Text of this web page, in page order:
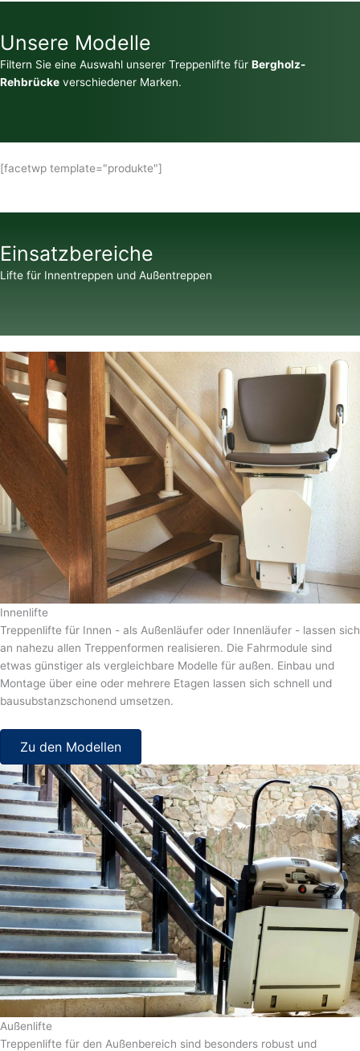
Unsere Modelle
Filtern Sie eine Auswahl unserer Treppenlifte für Bergholz-
Rehbrücke verschiedener Marken.
[facetwp template="produkte"]
Einsatzbereiche
Lifte für Innentreppen und Außentreppen
Innenlifte
Treppenlifte für Innen - als Außenläufer oder Innenläufer - lassen sich
an nahezu allen Treppenformen realisieren. Die Fahrmodule sind
etwas günstiger als vergleichbare Modelle für außen. Einbau und
Montage über eine oder mehrere Etagen lassen sich schnell und
bausubstanzschonend umsetzen.
Zu den Modellen
Außenlifte
Treppenlifte für den Außenbereich sind besonders robust und